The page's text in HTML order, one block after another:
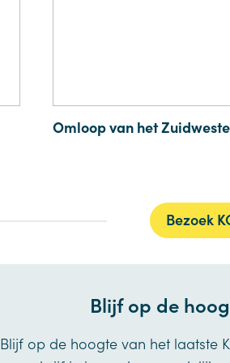
Omloop van het
Bezoek
Blijf op de
Blijf op de hoogte van het laatste